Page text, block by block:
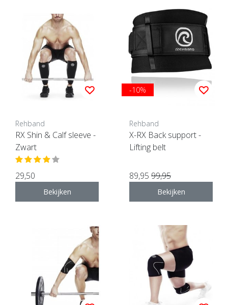
Rehband
RX Shin & Calf sleeve -
Zwart
29,50
Bekijken
-10%
Rehband
X-RX Back support -
Lifting belt
89,95 99,95
Bekijken